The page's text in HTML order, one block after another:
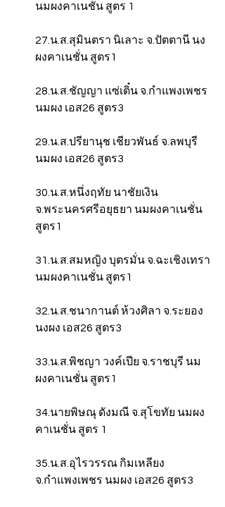
นมผงคาเนชั่น สูตร 1
27.น.ส.สุมินตรา นิเลาะ จ.ปัตตานี นง
ผงคาเนชั่น สูตร1
28.น.ส.ชัญญา แซ่เติ๋น จ.กำแพงเพชร
นมผง เอส26 สูตร3
29.น.ส.ปรียานุช เชียวพันธ์ จ.ลพบุรี
นมผง เอส26 สูตร3
30.น.ส.หนึ่งฤทัย นาชัยเงิน
จ.พระนครศรีอยุธยา นมผงคาเนชั่น
สูตร1
31.น.ส.สมหญิง บุตรมั่น จ.ฉะเชิงเทรา
นมผงคาเนชั่น สูตร1
32.น.ส.ชนากานต์ ห้วงศิลา จ.ระยอง
นงผง เอส26 สูตร3
33.น.ส.พิชญา วงค์เปีย จ.ราชบุรี นม
ผงคาเนชั่น สูตร1
34.นายพิษณุ ดังมณี จ.สุโขทัย นมผง
คาเนชั่น สูตร 1
35.น.ส.อุไรวรรณ กิมเหลียง
จ.กำแพงเพชร นมผง เอส26 สูตร3